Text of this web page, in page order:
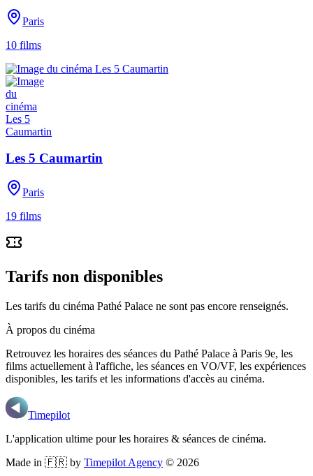
Paris
10 films
Les 5 Caumartin
Paris
19 films
Tarifs non disponibles
Les tarifs du cinéma Pathé Palace ne sont pas encore renseignés.
À propos du cinéma
Retrouvez les horaires des séances du Pathé Palace à Paris 9e, les
films actuellement à l'affiche, les séances en VO/VF, les expériences
disponibles, les tarifs et les informations d'accès au cinéma.
Timepilot
L'application ultime pour les horaires & séances de cinéma.
Made in 🇫🇷 by Timepilot Agency © 2026